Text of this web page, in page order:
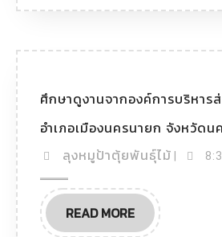
ศึกษาดูงานจากองค์การบริหาร
อำเภอเมืองนครนายก จังหวัดน
ลุงหมูป้าตุ้ยพันธุ์ไม้
READ MORE